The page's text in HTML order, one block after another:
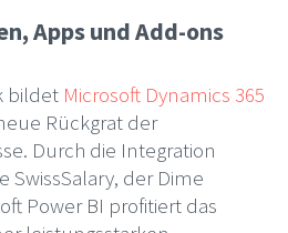
Apps und Add-ons
bildet Microsoft Dynamics 365
Rückgrat der
Durch die Integration
SwissSalary, der Dime
Power BI profitiert das